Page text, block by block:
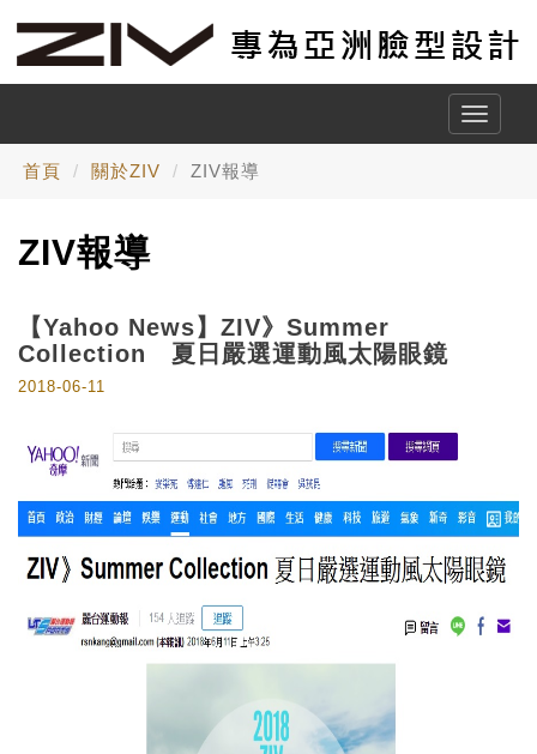
Toggle
首頁 關於ZIV ZIV報導
ZIV報導
【Yahoo News】ZIV》Summer
Collection 夏日嚴選運動風太陽眼鏡
2018-06-11